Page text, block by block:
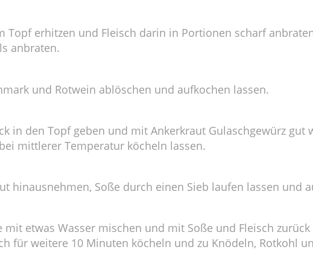
Topf erhitzen und Fleisch darin in Portionen scharf
anbraten.
und Rotwein ablöschen und aufkochen lassen.
in den Topf geben und mit Ankerkraut Gulaschgewürz
mittlerer Temperatur köcheln lassen.
hinausnehmen, Soße durch einen Sieb laufen lassen und
mit etwas Wasser mischen und mit Soße und Fleisch
für weitere 10 Minuten köcheln und zu Knödeln, Rotkohl